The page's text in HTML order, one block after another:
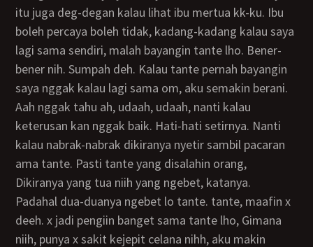
itu juga deg-degan kalau lihat ibu mertua kk-ku. Ibu
boleh percaya boleh tidak, kadang-kadang kalau saya
lagi sama sendiri, malah bayangin tante lho. Bener-
bener nih. Sumpah deh. Kalau tante pernah bayangin
saya nggak kalau lagi sama om, aku semakin berani.
aah nggak tahu ah, udaah, udaah, nanti kalau
keterusan kan nggak baik. Hati-hati setirnya. Nanti
kalau nabrak-nabrak dikiranya nyetir sambil pacaran
ama tante. Pasti tante yang disalahin orang,
Dikiranya yang tua niih yang ngebet, katanya.
Padahal dua-duanya ngebet lo tante. tante, maafin x
deeh. x jadi pengiin banget sama tante lho, Gimana
niih, punya x sakit kejepit celana nihh, aku makin